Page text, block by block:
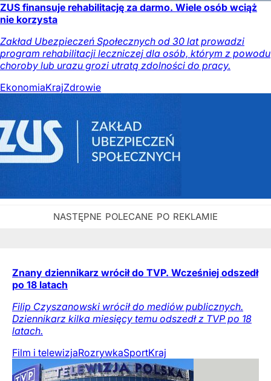
ZUS finansuje rehabilitację za darmo. Wiele osób wciąż
nie korzysta
Zakład Ubezpieczeń Społecznych od 30 lat prowadzi
program rehabilitacji leczniczej dla osób, którym z powodu
choroby lub urazu grozi utratą zdolności do pracy.
EkonomiaKrajZdrowie
Znany dziennikarz wrócił do TVP. Wcześniej odszedł
po 18 latach
Filip Czyszanowski wrócił do mediów publicznych.
Dziennikarz kilka miesięcy temu odszedł z TVP po 18
latach.
Film i telewizjaRozrywkaSportKraj